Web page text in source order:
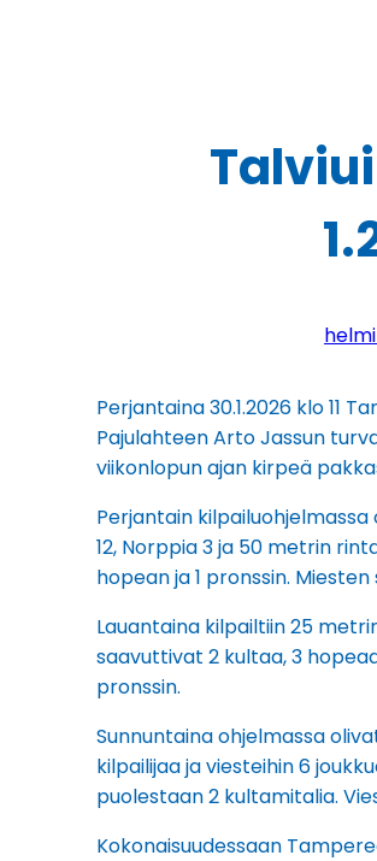
Perjantaina 30.1.2026 klo 11
Pajulahteen Arto Jassun
viikonlopun ajan kirpeä
Perjantain
12, Norppia 3 ja 50 metrin
hopean ja 1 pronssin.
Lauantaina kilpailtiin 25
saavuttivat 2 kultaa, 3
pronssin.
Sunnuntaina ohjelmassa
kilpailijaa ja viesteihin 6
puolestaan 2 kultamitalia.
Kokonaisuudessaan